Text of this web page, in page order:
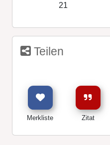
21
Teilen
Merkliste Zitat